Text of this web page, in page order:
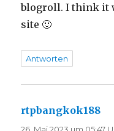
blogroll. I think it
site 🙂
Antworten
rtpbangkok188
26. Mai 2023 um 05:47